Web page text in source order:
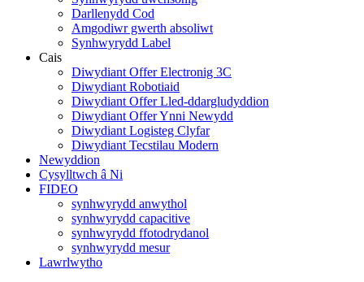
Darllenydd Cod
Amgodiwr gwerth absoliwt
Synhwyrydd Label
Cais
Diwydiant Offer Electronig 3C
Diwydiant Robotiaid
Diwydiant Offer Lled-ddargludyddion
Diwydiant Offer Ynni Newydd
Diwydiant Logisteg Clyfar
Diwydiant Tecstilau Modern
Newyddion
Cysylltwch â Ni
FIDEO
synhwyrydd anwythol
synhwyrydd capacitive
synhwyrydd ffotodrydanol
synhwyrydd mesur
Lawrlwytho